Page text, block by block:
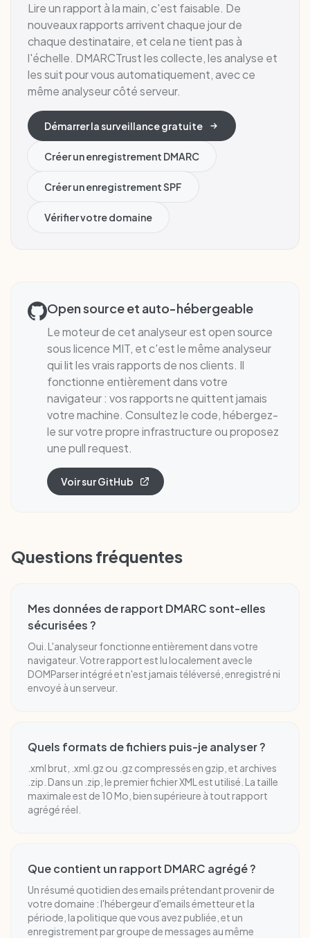
Lire un rapport à la main, c'est faisable. De
nouveaux rapports arrivent chaque jour de
chaque destinataire, et cela ne tient pas à
l'échelle. DMARCTrust les collecte, les analyse et
les suit pour vous automatiquement, avec ce
même analyseur côté serveur.
Démarrer la surveillance gratuite
Créer un enregistrement DMARC
Créer un enregistrement SPF
Vérifier votre domaine
Open source et auto-hébergeable
Le moteur de cet analyseur est open source
sous licence MIT, et c'est le même analyseur
qui lit les vrais rapports de nos clients. Il
fonctionne entièrement dans votre
navigateur : vos rapports ne quittent jamais
votre machine. Consultez le code, hébergez-
le sur votre propre infrastructure ou proposez
une pull request.
Voir sur GitHub
Questions fréquentes
Mes données de rapport DMARC sont-elles
sécurisées ?
Oui. L'analyseur fonctionne entièrement dans votre
navigateur. Votre rapport est lu localement avec le
DOMParser intégré et n'est jamais téléversé, enregistré ni
envoyé à un serveur.
Quels formats de fichiers puis-je analyser ?
.xml brut, .xml.gz ou .gz compressés en gzip, et archives
.zip. Dans un .zip, le premier fichier XML est utilisé. La taille
maximale est de 10 Mo, bien supérieure à tout rapport
agrégé réel.
Que contient un rapport DMARC agrégé ?
Un résumé quotidien des emails prétendant provenir de
votre domaine : l'hébergeur d'emails émetteur et la
période, la politique que vous avez publiée, et un
enregistrement par groupe de messages au même